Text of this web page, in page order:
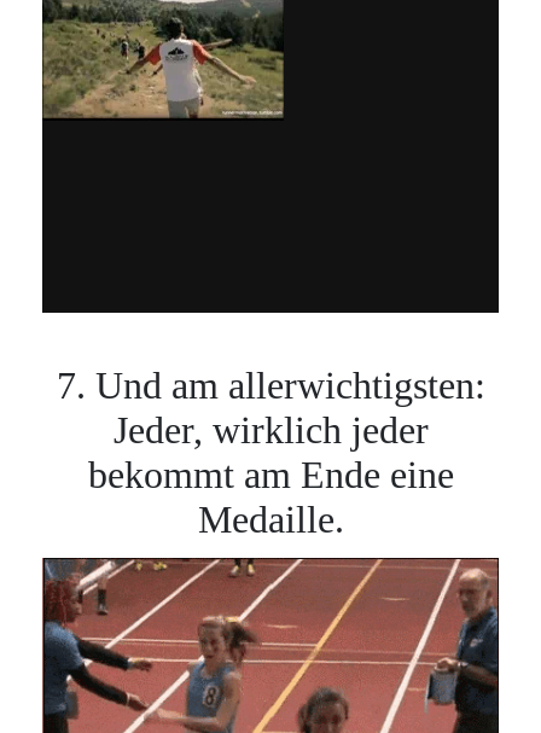
7. Und am allerwichtigsten:
Jeder, wirklich jeder
bekommt am Ende eine
Medaille.